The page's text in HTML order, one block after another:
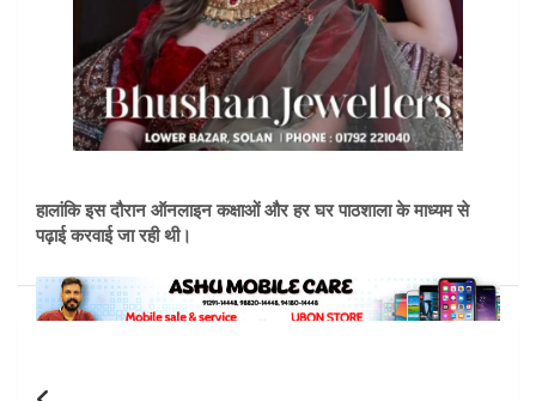
हालांकि इस दौरान ऑनलाइन कक्षाओं और हर घर पाठशाला के माध्यम से
पढ़ाई करवाई जा रही थी।